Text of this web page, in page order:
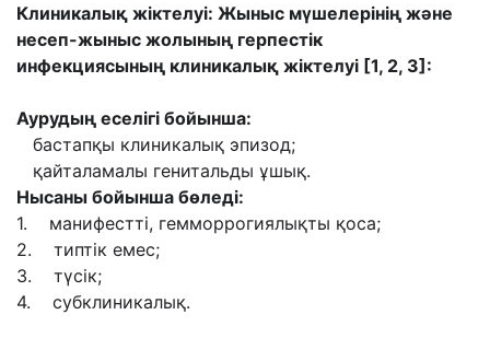
Клиникалық жіктелуі: Жыныс мүшелерінің және
несеп-жыныс жолының герпестік
инфекциясының клиникалық жіктелуі [1, 2, 3]:
Аурудың еселігі бойынша:
­ бастапқы клиникалық эпизод;
­ қайталамалы генитальды ұшық.
Нысаны бойынша бөледі:
1. манифестті, гемморрогиялықты қоса;
2. типтік емес;
3. түсік;
4. субклиникалық.